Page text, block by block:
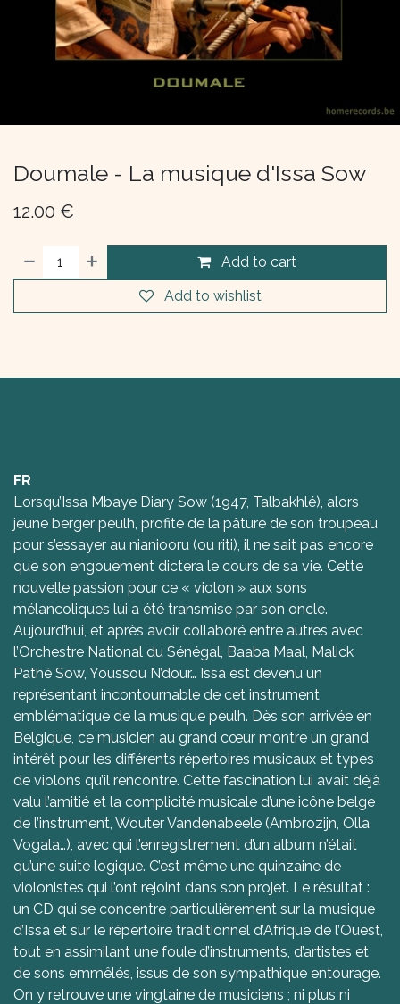
Doumale - La musique d'Issa Sow
12.00 €
Add to cart
Add to wishlist
FR
Lorsqu’Issa Mbaye Diary Sow (1947, Talbakhlé), alors
jeune berger peulh, profite de la pâture de son troupeau
pour s’essayer au nianiooru (ou riti), il ne sait pas encore
que son engouement dictera le cours de sa vie. Cette
nouvelle passion pour ce « violon » aux sons
mélancoliques lui a été transmise par son oncle.
Aujourd’hui, et après avoir collaboré entre autres avec
l’Orchestre National du Sénégal, Baaba Maal, Malick
Pathé Sow, Youssou N’dour… Issa est devenu un
représentant incontournable de cet instrument
emblématique de la musique peulh. Dès son arrivée en
Belgique, ce musicien au grand cœur montre un grand
intérêt pour les différents répertoires musicaux et types
de violons qu’il rencontre. Cette fascination lui avait déjà
valu l’amitié et la complicité musicale d’une icône belge
de l’instrument, Wouter Vandenabeele (Ambrozijn, Olla
Vogala…), avec qui l’enregistrement d’un album n’était
qu’une suite logique. C’est même une quinzaine de
violonistes qui l’ont rejoint dans son projet. Le résultat :
un CD qui se concentre particulièrement sur la musique
d’Issa et sur le répertoire traditionnel d’Afrique de l’Ouest,
tout en assimilant une foule d’instruments, d’artistes et
de sons emmêlés, issus de son sympathique entourage.
On y retrouve une vingtaine de musiciens ; ni plus ni